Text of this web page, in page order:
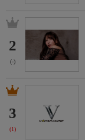
2
(-)
3
(1)